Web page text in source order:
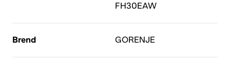
FH30EAW
Brend GORENJE